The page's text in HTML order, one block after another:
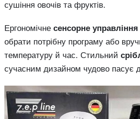
сушіння овочів та фруктів.
Ергономічне сенсорне управління
обрати потрібну програму або
температуру й час. Стильний
сучасним дизайном чудово пасує